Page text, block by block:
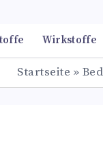
Wirkstoffe
Startseite »